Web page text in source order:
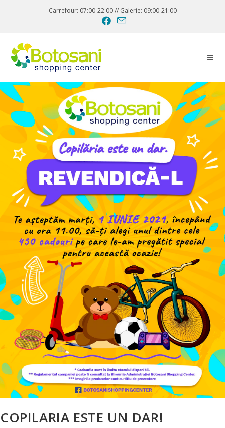
Carrefour: 07:00-22:00 // Galerie: 09:00-21:00
COPILARIA ESTE UN DAR!